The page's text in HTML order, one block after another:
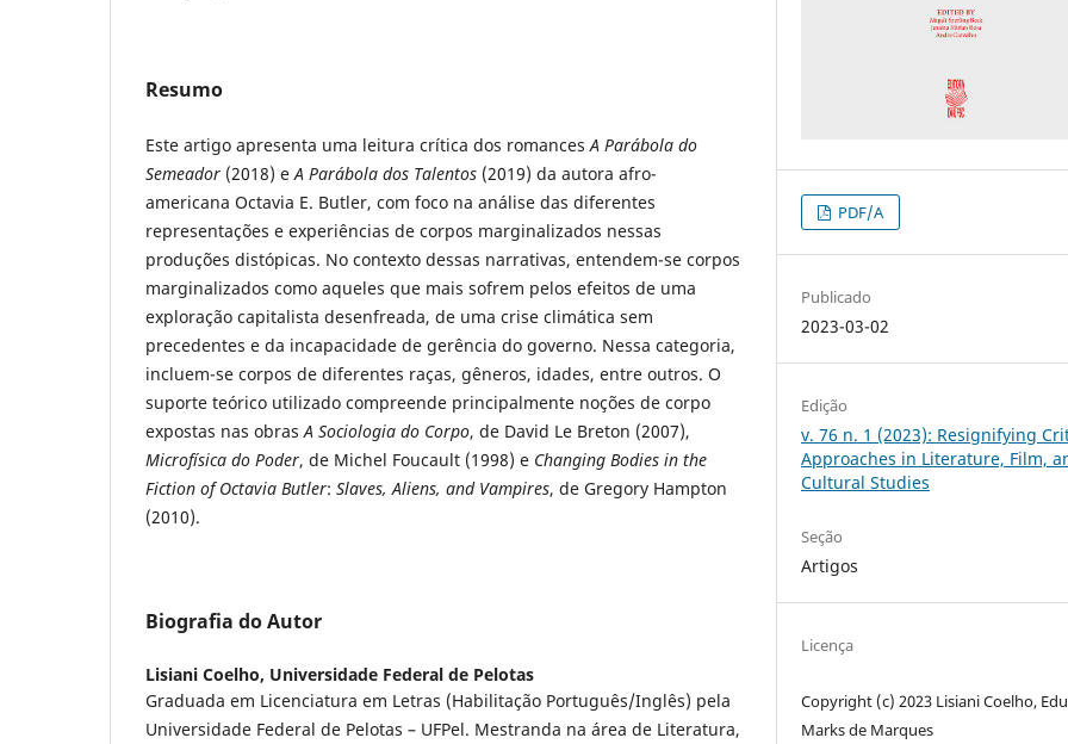
Resumo
Este artigo apresenta uma leitura crítica dos romancesA Parábola do
Semeador (2018) eA Parábola dos Talentos (2019) da autora afro-
americana Octavia E. Butler, com foco na análise das diferentes
representações e experiências de corpos marginalizados nessas
produções distópicas. No contexto dessas narrativas, entendem-se corpos
marginalizados como aqueles que mais sofrem pelos efeitos de uma
exploração capitalista desenfreada, de uma crise climática sem
precedentes e da incapacidade de gerência do governo. Nessa categoria,
incluem-se corpos de diferentes raças, gêneros, idades, entre outros. O
suporte teórico utilizado compreende principalmente noções de corpo
expostas nas obrasA Sociologia do Corpo, de David Le Breton (2007),
Microfísica do Poder, de Michel Foucault (1998) e Changing Bodies in the
Fiction of Octavia Butler: Slaves, Aliens, and Vampires, de Gregory Hampton
(2010).
Biografia do Autor
Lisiani Coelho, Universidade Federal de Pelotas
Graduada em Licenciatura em Letras (Habilitação Português/Inglês) pela
Universidade Federal de Pelotas – UFPel. Mestranda na área de Literatura,
PDF/A
Publicado
2023-03-02
Edição
v. 76 n. 1 (2023): Resignifying
Approaches in Literature, Film,
Cultural Studies
Seção
Artigos
Licença
Copyright (c) 2023 Lisiani Coelho,
Marks de Marques